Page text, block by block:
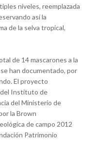
niveles, reemplazada
así la
de la selva tropical,
de 14 mascarones a la
han documentado, por
El proyecto
del Instituto de
del Ministerio de
la Brown
de campo 2012
Patrimonio